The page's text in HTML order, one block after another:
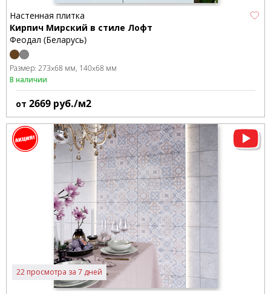
Настенная плитка
Кирпич Мирский в стиле Лофт
Феодал (Беларусь)
Размер: 273x68 мм 140x68 мм
В наличии
от 2669 руб./м2
22 просмотра за 7 дней